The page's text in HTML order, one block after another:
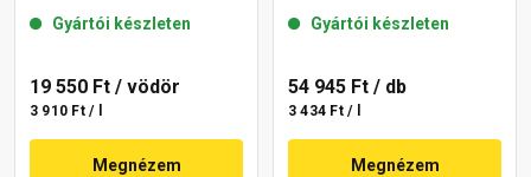
Gyártói készleten
19 550 Ft / vödör
3 910 Ft / l
Megnézem
Gyártói készleten
54 945 Ft / db
3 434 Ft / l
Megnézem